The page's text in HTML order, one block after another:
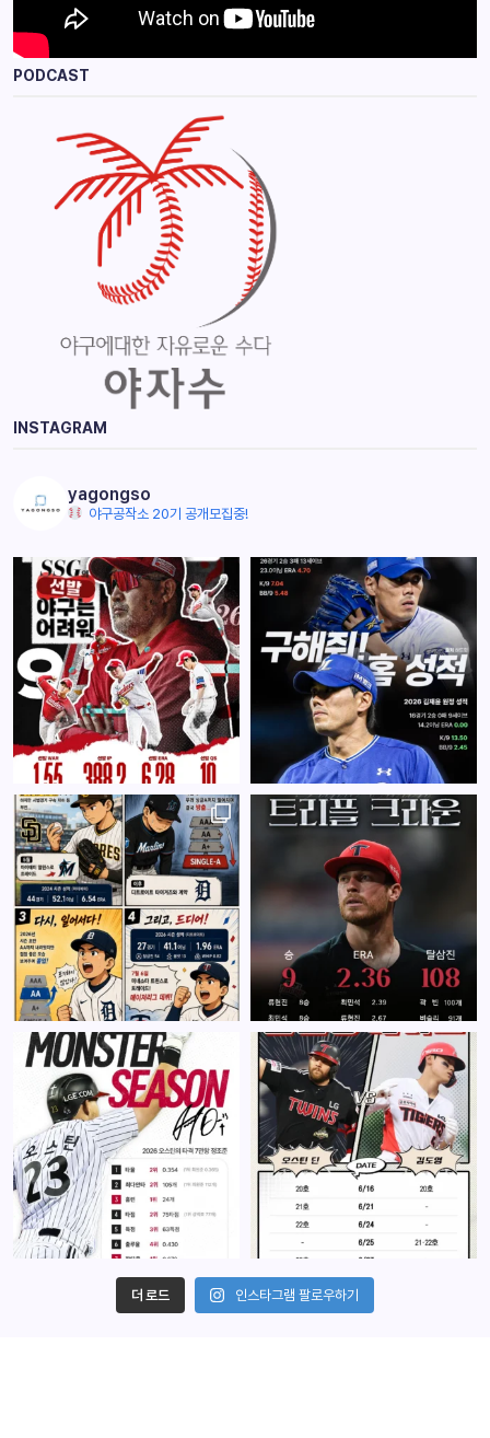
PODCAST
INSTAGRAM
yagongso
야구공작소 20기 공개모집중!
더 로드 인스타그램 팔로우하기